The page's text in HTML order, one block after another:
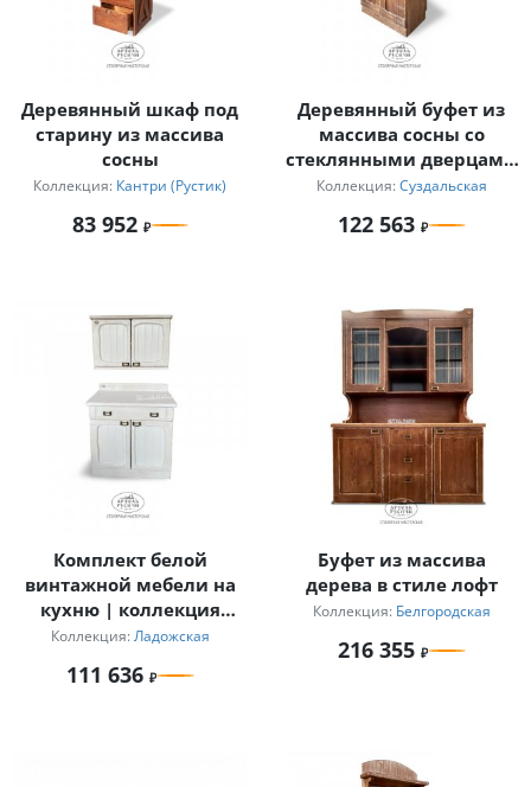
Деревянный шкаф под
старину из массива
сосны
Коллекция: Кантри (Рустик)
83 952
Деревянный буфет из
массива сосны со
стеклянными дверцами
«Суздальский»
Коллекция: Суздальская
122 563
Комплект белой
винтажной мебели на
кухню | коллекция
«Ладожская»
Коллекция: Ладожская
111 636
Буфет из массива
дерева в стиле лофт
Коллекция: Белгородская
216 355